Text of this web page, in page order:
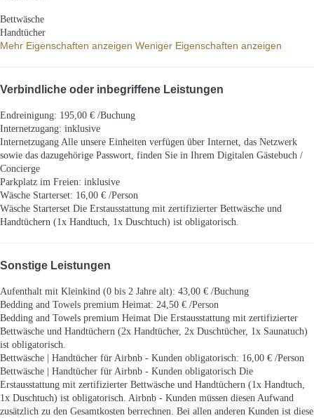
Bettwäsche
Handtücher
Mehr Eigenschaften anzeigen Weniger Eigenschaften anzeigen
Verbindliche oder inbegriffene Leistungen
Endreinigung: 195,00 € /Buchung
Internetzugang: inklusive
Internetzugang Alle unsere Einheiten verfügen über Internet, das Netzwerk
sowie das dazugehörige Passwort, finden Sie in Ihrem Digitalen Gästebuch /
Concierge
Parkplatz im Freien: inklusive
Wäsche Starterset: 16,00 € /Person
Wäsche Starterset Die Erstausstattung mit zertifizierter Bettwäsche und
Handtüchern (1x Handtuch, 1x Duschtuch) ist obligatorisch.
Sonstige Leistungen
Aufenthalt mit Kleinkind (0 bis 2 Jahre alt): 43,00 € /Buchung
Bedding and Towels premium Heimat: 24,50 € /Person
Bedding and Towels premium Heimat Die Erstausstattung mit zertifizierter
Bettwäsche und Handtüchern (2x Handtücher, 2x Duschtücher, 1x Saunatuch)
ist obligatorisch.
Bettwäsche | Handtücher für Airbnb - Kunden obligatorisch: 16,00 € /Person
Bettwäsche | Handtücher für Airbnb - Kunden obligatorisch Die
Erstausstattung mit zertifizierter Bettwäsche und Handtüchern (1x Handtuch,
1x Duschtuch) ist obligatorisch. Airbnb - Kunden müssen diesen Aufwand
zusätzlich zu den Gesamtkosten berrechnen. Bei allen anderen Kunden ist diese